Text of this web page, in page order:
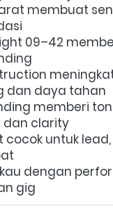
membuat
09–42
dan daya tahan
memberi
clarity
cocok untuk
dengan
gig